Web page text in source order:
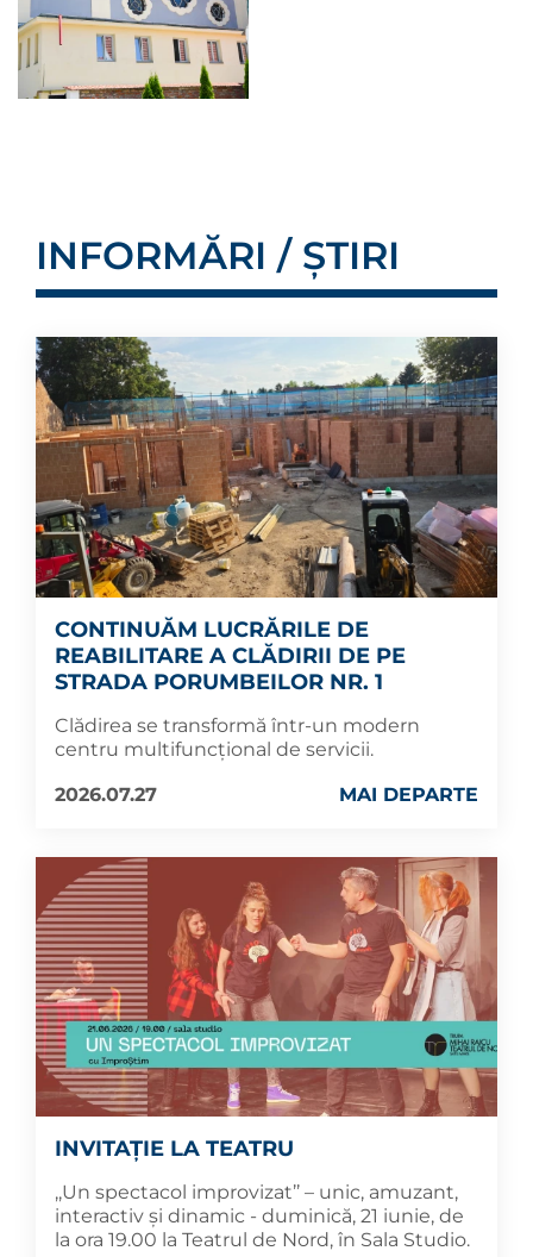
INFORMĂRI / ȘTIRI
CONTINUĂM LUCRĂRILE DE
REABILITARE A CLĂDIRII DE PE
STRADA PORUMBEILOR NR. 1
Clădirea se transformă într-un modern
centru multifuncțional de servicii.
2026.07.27
MAI DEPARTE
INVITAȚIE LA TEATRU
,,Un spectacol improvizat’’ – unic, amuzant,
interactiv și dinamic - duminică, 21 iunie, de
la ora 19.00 la Teatrul de Nord, în Sala Studio.